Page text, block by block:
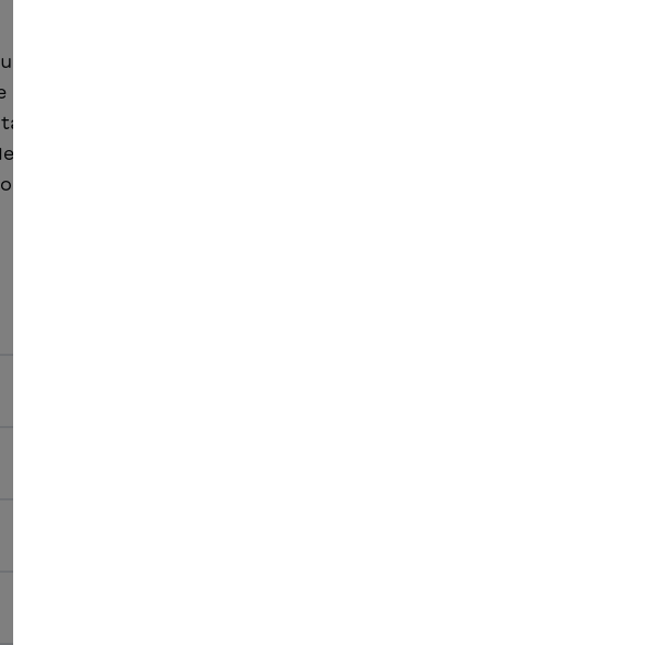
fiaba? Artemisia, una
non priva di
storie. Sarà solo
pronto a sfidare
ritrovare se stessa e